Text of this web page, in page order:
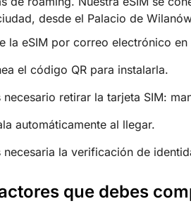
desde el Palacio de
la eSIM por correo electrónico
el código QR para instalarla.
necesario retirar la tarjeta SIM:
automáticamente al llegar.
necesaria la verificación de
que debes